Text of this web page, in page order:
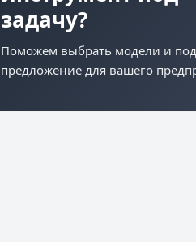
задачу?
Поможем выбрать модели и
предложение для вашего